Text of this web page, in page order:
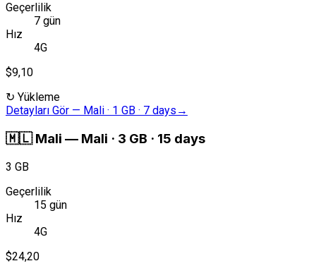
Geçerlilik
7 gün
Hız
4G
$9,10
↻ Yükleme
Detayları Gör — Mali · 1 GB · 7 days →
🇲🇱 Mali — Mali · 3 GB · 15 days
3 GB
Geçerlilik
15 gün
Hız
4G
$24,20